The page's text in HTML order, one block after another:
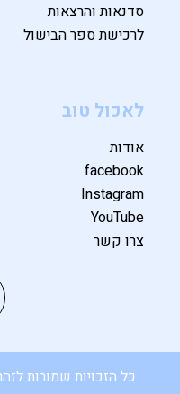
סדנאות והרצאות
לרכישת ספר הבישול
לאכול טוב
אודות
facebook
Instagram
YouTube
צרו קשר